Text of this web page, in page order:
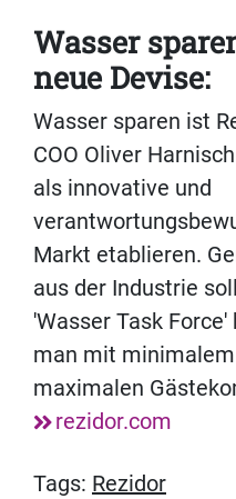
Wasser
neue Devise:
Wasser sparen ist
COO Oliver
als innovative und
Markt etablieren.
aus der Industrie
'Wasser Task
man mit
maximalen
rezidor.com
Tags: Rezidor